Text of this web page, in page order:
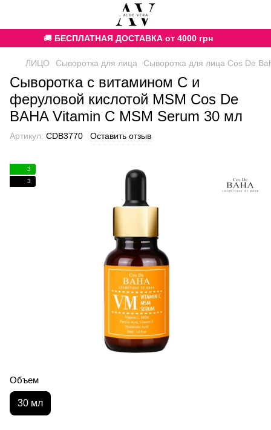
🚚 БЕСПЛАТНАЯ ДОСТАВКА от 4000 грн
ЛИЦО Сыворотка для лица Сыворотка для лица Cos De
Сыворотка с витамином С и
феруловой кислотой MSM Cos De
BAHA Vitamin C MSM Serum 30 мл
Артикул: CDB3770 Оставить отзыв
3
3
Объем
30 мл